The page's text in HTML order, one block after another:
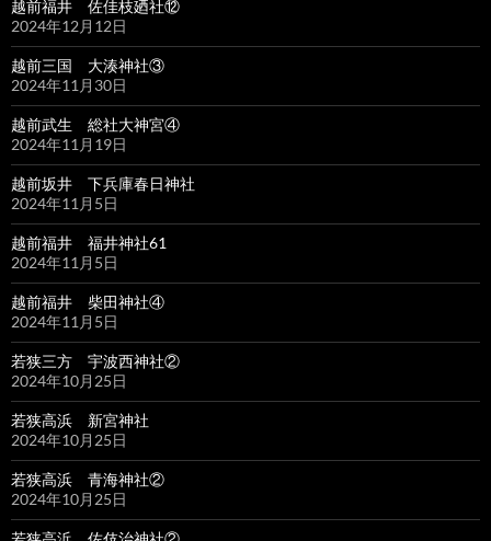
越前福井 佐佳枝廼社⑫
2024年12月12日
越前三国 大湊神社③
2024年11月30日
越前武生 総社大神宮④
2024年11月19日
越前坂井 下兵庫春日神社
2024年11月5日
越前福井 福井神社61
2024年11月5日
越前福井 柴田神社④
2024年11月5日
若狭三方 宇波西神社②
2024年10月25日
若狭高浜 新宮神社
2024年10月25日
若狭高浜 青海神社②
2024年10月25日